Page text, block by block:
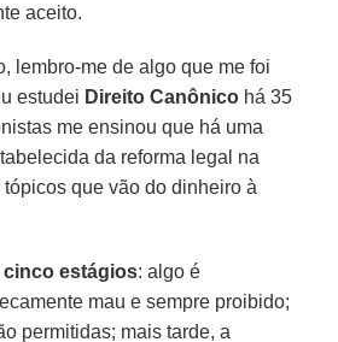
aceito.
lembro-me de algo que me foi
estudei Direito Canônico há 35
me ensinou que há uma
da reforma legal na
tópicos que vão do dinheiro à
cinco estágios: algo é
mau e sempre proibido;
permitidas; mais tarde, a